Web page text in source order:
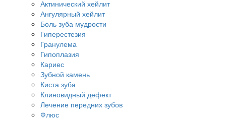
Актинический хейлит
Ангулярный хейлит
Боль зуба мудрости
Гиперестезия
Гранулема
Гипоплазия
Кариес
Зубной камень
Киста зуба
Клиновидный дефект
Лечение передних зубов
Флюс